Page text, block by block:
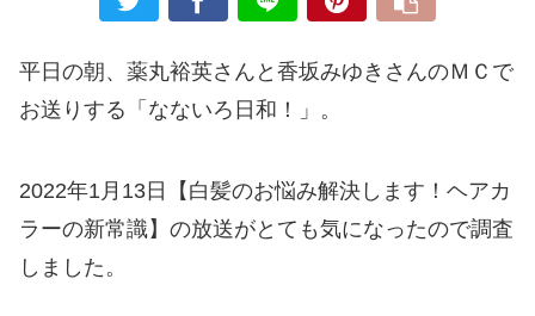
平日の朝、薬丸裕英さんと香坂みゆきさんのＭＣで
お送りする「なないろ日和！」。
2022年1月13日【白髪のお悩み解決します！ヘアカ
ラーの新常識】の放送がとても気になったので調査
しました。